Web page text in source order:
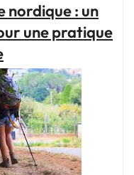
Marche
Nordique
ATTRAC
Light
pour
une
Pratique
Légère
et
Performante »
nordique : un
une pratique